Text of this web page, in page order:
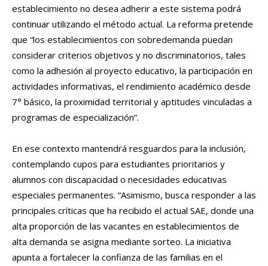
establecimiento no desea adherir a este sistema podrá
continuar utilizando el método actual. La reforma pretende
que “los establecimientos con sobredemanda puedan
considerar criterios objetivos y no discriminatorios, tales
como la adhesión al proyecto educativo, la participación en
actividades informativas, el rendimiento académico desde
7° básico, la proximidad territorial y aptitudes vinculadas a
programas de especialización”.
En ese contexto mantendrá resguardos para la inclusión,
contemplando cupos para estudiantes prioritarios y
alumnos con discapacidad o necesidades educativas
especiales permanentes. “Asimismo, busca responder a las
principales críticas que ha recibido el actual SAE, donde una
alta proporción de las vacantes en establecimientos de
alta demanda se asigna mediante sorteo. La iniciativa
apunta a fortalecer la confianza de las familias en el